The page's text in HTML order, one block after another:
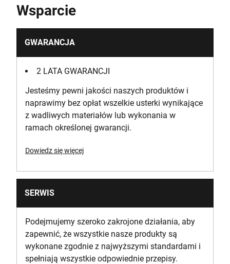
Yes
Is it a Set?
10
Maksymalny moment obrotowy [Nm]
40
0-360||0-1400
Materiał aplikacyjny
Bezprzewodowy
Wsparcie
GWARANCJA
2 LATA GWARANCJI
Jesteśmy pewni jakości naszych produktów i
naprawimy bez opłat wszelkie usterki wynikające
z wadliwych materiałów lub wykonania w
ramach określonej gwarancji.
Dowiedz się więcej
SERWIS
Podejmujemy szeroko zakrojone działania, aby
zapewnić, że wszystkie nasze produkty są
wykonane zgodnie z najwyższymi standardami i
spełniają wszystkie odpowiednie przepisy.